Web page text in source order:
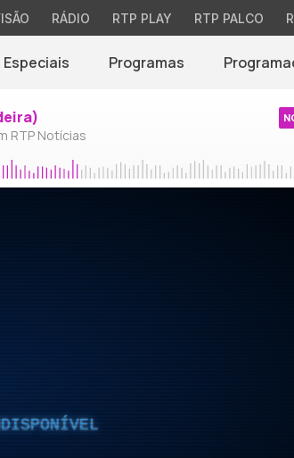
RÁDIO RTP PLAY RTP PALCO
Especiais Programas
RTP Notícias